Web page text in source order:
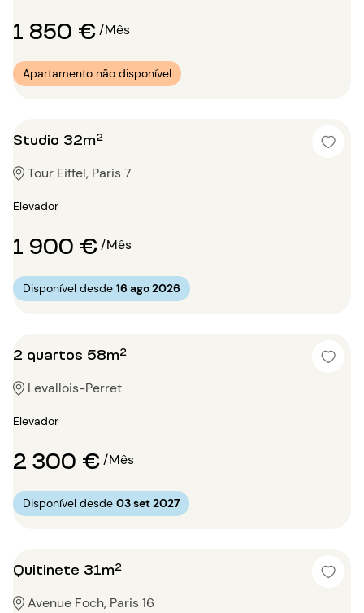
1 850 €/Mês
Apartamento não disponível
Studio 32m²
Tour Eiffel, Paris 7
Elevador
1 900 €/Mês
Disponível desde 16 ago 2026
2 quartos 58m²
Levallois-Perret
Elevador
2 300 €/Mês
Disponível desde 03 set 2027
Quitinete 31m²
Avenue Foch, Paris 16